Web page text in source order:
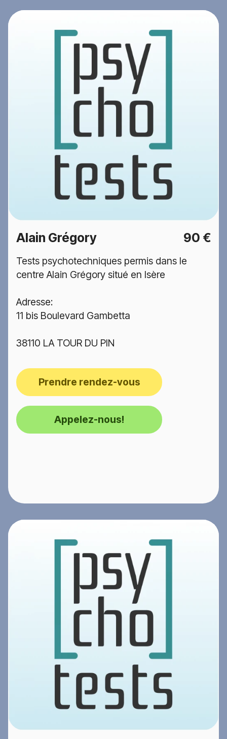
Alain Grégory 90 €
Tests psychotechniques permis dans le
centre Alain Grégory situé en Isère
Adresse:
11 bis Boulevard Gambetta
38110 LA TOUR DU PIN
Prendre rendez-vous
Appelez-nous!